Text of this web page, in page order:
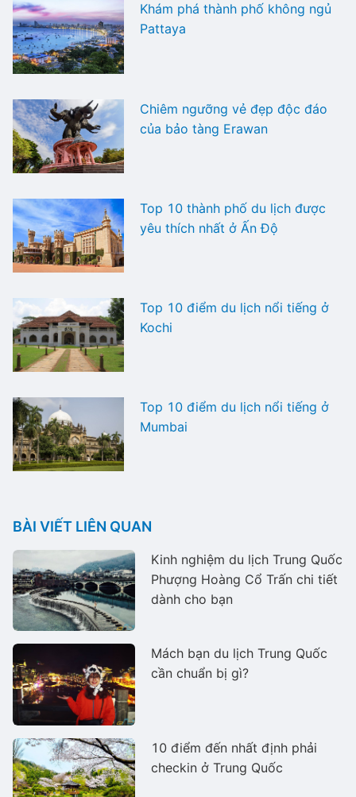
Khám phá thành phố không ngủ
Pattaya
Chiêm ngưỡng vẻ đẹp độc đáo
của bảo tàng Erawan
Top 10 thành phố du lịch được
yêu thích nhất ở Ấn Độ
Top 10 điểm du lịch nổi tiếng ở
Kochi
Top 10 điểm du lịch nổi tiếng ở
Mumbai
BÀI VIẾT LIÊN QUAN
Kinh nghiệm du lịch Trung Quốc
Phượng Hoàng Cổ Trấn chi tiết
dành cho bạn
Mách bạn du lịch Trung Quốc
cần chuẩn bị gì?
10 điểm đến nhất định phải
checkin ở Trung Quốc